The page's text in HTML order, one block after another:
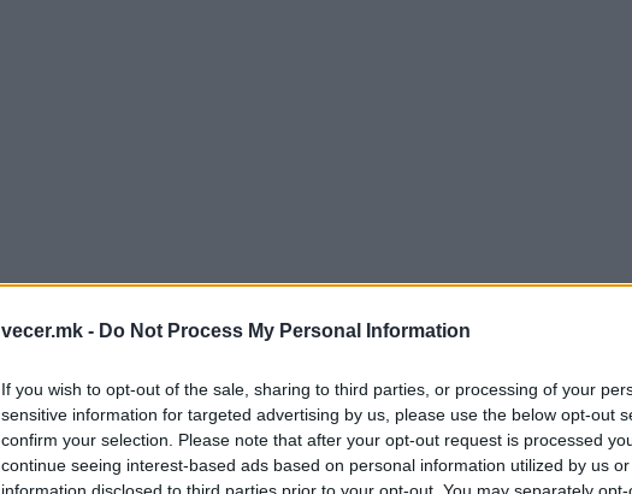
vecer.mk - Do Not Process My Personal Information
If you wish to opt-out of the sale, sharing to third parties, or processing of your
sensitive information for targeted advertising by us, please use the below opt-out
confirm your selection. Please note that after your opt-out request is processed
continue seeing interest-based ads based on personal information utilized by us
information disclosed to third parties prior to your opt-out. You may separately